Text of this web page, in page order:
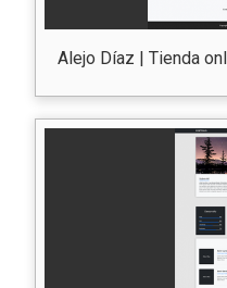
Alejo Díaz | Tienda